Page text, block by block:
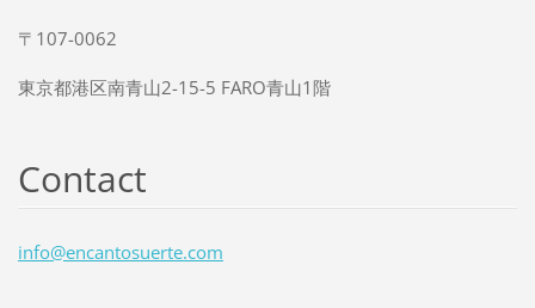
〒107-0062
東京都港区南青山2-15-5 FARO青山1階
Contact
info@encantosuerte.com